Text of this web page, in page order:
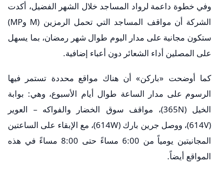
وفي خطوة داعمة لرواد المساجد خلال الشهر الفضيل، أكدت
الشركة أن مواقف المساجد التي تحمل الرمزين (M وMP)
ستكون مجانية على مدار اليوم طوال شهر رمضان، بما يسهل
على المصلين أداء الشعائر دون أعباء إضافية.
كما أوضحت «باركن» أن هناك مواقع محددة تستمر فيها
الرسوم على مدار الساعة طوال أيام الأسبوع، وهي: بوابة
الخيل (365N)، مواقف سوق الخضار والفواكه – العوير
(614V)، ووصل جرين بارك (614W)، مع الإبقاء على الساعتين
المجانيتين يومياً من 6:00 مساءً حتى 8:00 مساءً في هذه
المواقع أيضاً.